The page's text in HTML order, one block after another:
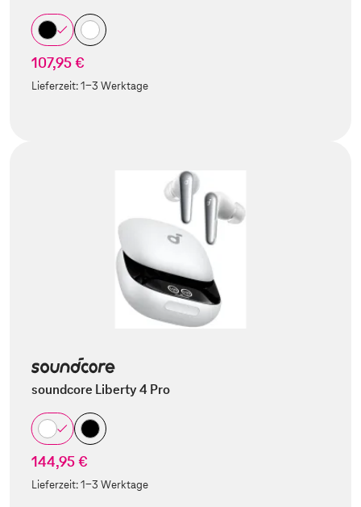
107,95 €
Lieferzeit:1-3 Werktage
soundcore Liberty 4 Pro
144,95 €
Lieferzeit:1-3 Werktage